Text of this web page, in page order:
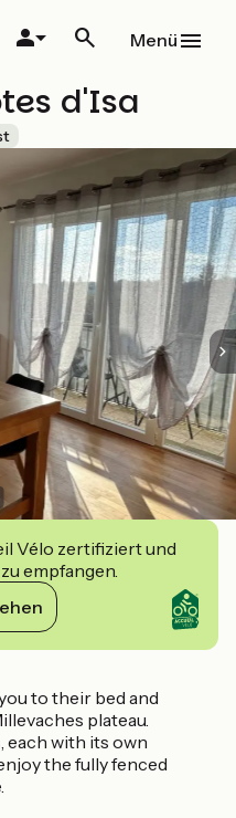
Menü
d'Isa
Vélo zertifiziert und
empfangen.
to their bed and
plateau.
each with its own
the fully fenced